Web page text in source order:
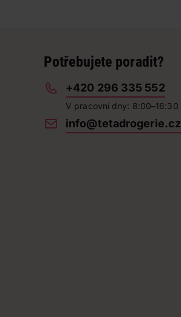
Potřebujete poradit?
+420 296 335 552
V pracovní dny: 8:00–16:30
info@tetadrogerie.cz